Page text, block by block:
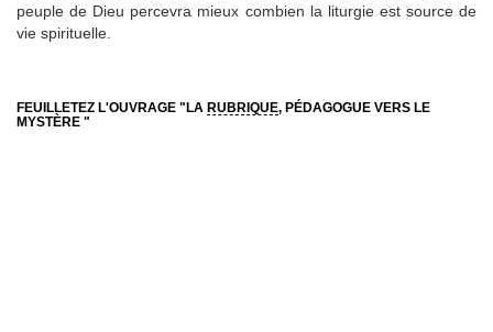
peuple de Dieu percevra mieux combien la liturgie est source de
vie spirituelle.
FEUILLETEZ L'OUVRAGE "LA RUBRIQUE, PÉDAGOGUE VERS LE
MYSTÈRE "